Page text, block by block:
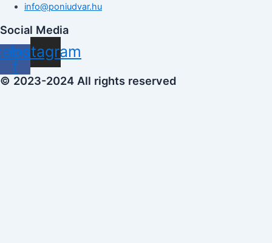
info@poniudvar.hu
Social Media
f
Instagram
© 2023-2024 All rights reserved